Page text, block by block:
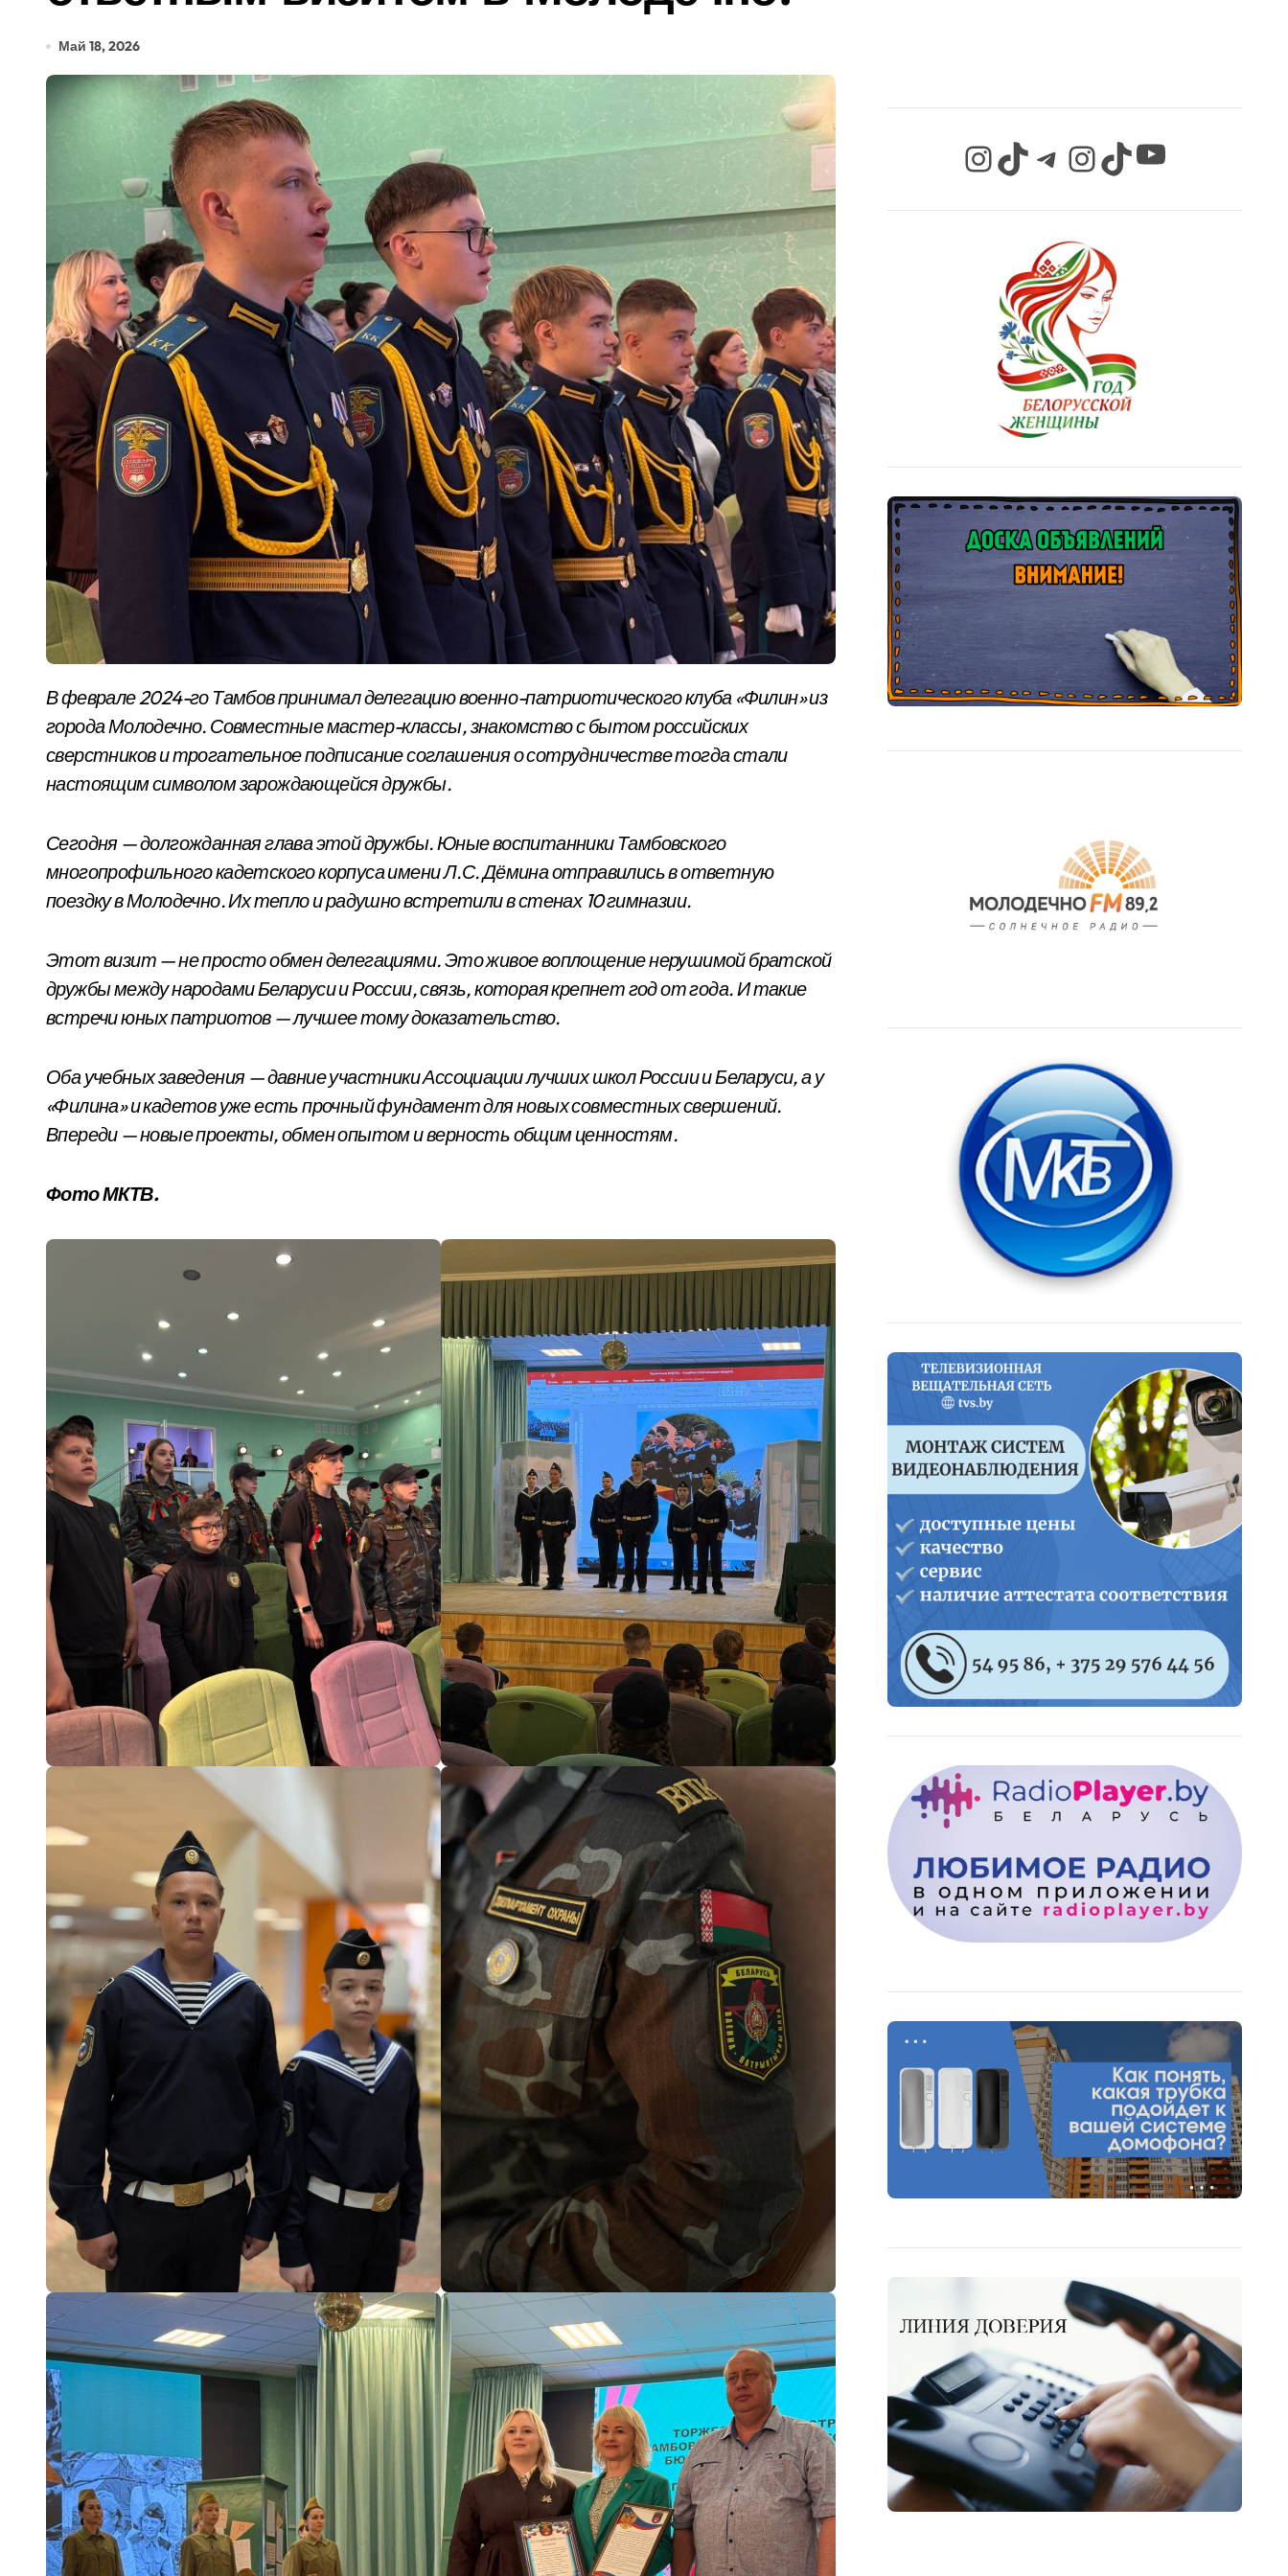
Май 18, 2026
В феврале 2024-го Тамбов принимал делегацию военно-патриотического клуба «Филин» из
города Молодечно. Совместные мастер-классы, знакомство с бытом российских
сверстников и трогательное подписание соглашения о сотрудничестве тогда стали
настоящим символом зарождающейся дружбы.
Сегодня — долгожданная глава этой дружбы. Юные воспитанники Тамбовского
многопрофильного кадетского корпуса имени Л.С. Дёмина отправились в ответную
поездку в Молодечно. Их тепло и радушно встретили в стенах 10 гимназии.
Этот визит — не просто обмен делегациями. Это живое воплощение нерушимой братской
дружбы между народами Беларуси и России, связь, которая крепнет год от года. И такие
встречи юных патриотов — лучшее тому доказательство.
Оба учебных заведения — давние участники Ассоциации лучших школ России и Беларуси, а у
«Филина» и кадетов уже есть прочный фундамент для новых совместных свершений.
Впереди — новые проекты, обмен опытом и верность общим ценностям.
Фото МКТВ.
InstagramTikTok Telegram InstagramTikTok YouTube